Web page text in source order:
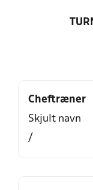
Cheftræner
Skjult navn
/